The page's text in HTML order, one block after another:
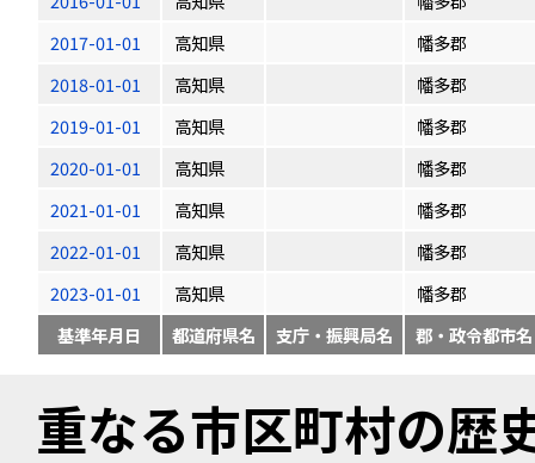
2017-01-01
高知県
幡多郡
2018-01-01
高知県
幡多郡
2019-01-01
高知県
幡多郡
2020-01-01
高知県
幡多郡
2021-01-01
高知県
幡多郡
2022-01-01
高知県
幡多郡
2023-01-01
高知県
幡多郡
基準年月日
都道府県名 支庁・振興局名 郡・政令都市名
重なる市区町村の歴